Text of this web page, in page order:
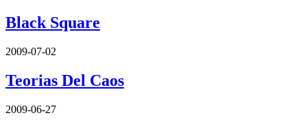
Black Square
2009-07-02
Teorias Del Caos
2009-06-27